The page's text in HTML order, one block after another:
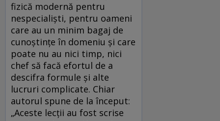
fizică modernă pentru
nespecialiști, pentru oameni
care au un minim bagaj de
cunoștințe în domeniu și care
poate nu au nici timp, nici
chef să facă efortul de a
descifra formule și alte
lucruri complicate. Chiar
autorul spune de la început:
„Aceste lecții au fost scrise